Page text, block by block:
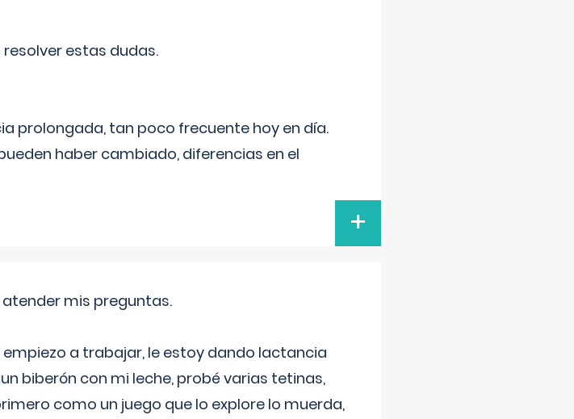
resolver estas dudas.
prolongada, tan poco frecuente hoy en día.
haber cambiado, diferencias en el
+
mis preguntas.
empiezo a trabajar, le estoy dando lactancia
biberón con mi leche, probé varias tetinas,
como un juego que lo explore lo muerda,